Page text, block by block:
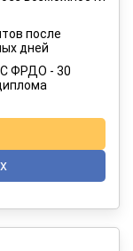
после
дней
ФРДО - 30